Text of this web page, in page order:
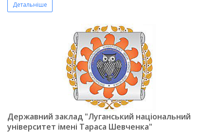
Детальніше
Державний заклад "Луганський національний
університет імені Тараса Шевченка"